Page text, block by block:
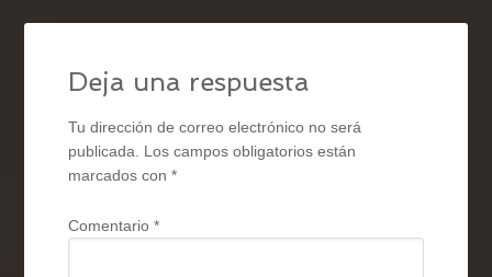
Deja una respuesta
Tu dirección de correo electrónico no será
publicada. Los campos obligatorios están
marcados con*
Comentario*